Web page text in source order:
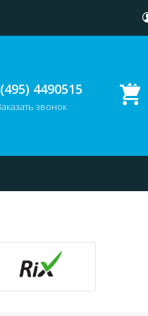
4490515
звонок